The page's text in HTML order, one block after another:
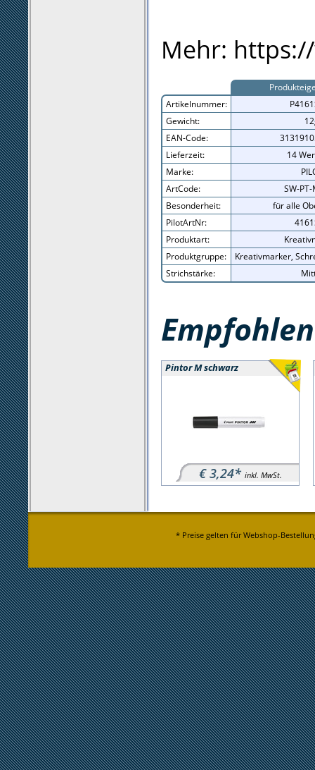
Mehr:
Artikelnummer:
Gewicht:
EAN-Code:
Lieferzeit:
14
Marke:
ArtCode:
SW-
Besonderheit:
für alle
PilotArtNr:
Produktart:
Produktgruppe:
Kreativmarker,
Strichstärke:
Pintor M schwarz
€ 3,24* inkl. MwSt.
* Preise gelten für Webshop-